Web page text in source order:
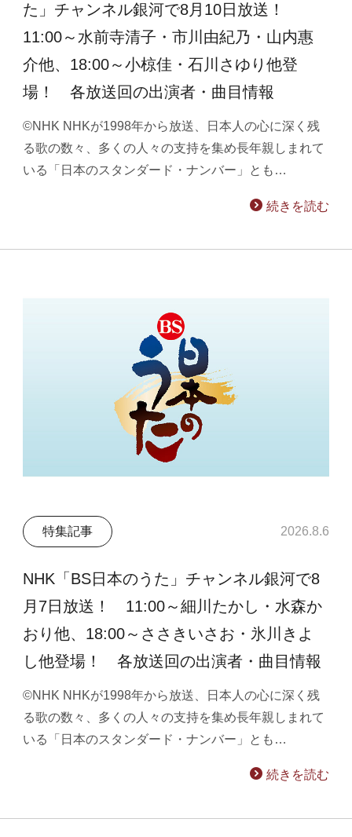
た」チャンネル銀河で8月10日放送！
11:00～水前寺清子・市川由紀乃・山内惠
介他、18:00～小椋佳・石川さゆり他登
場！ 各放送回の出演者・曲目情報
©NHK NHKが1998年から放送、日本人の心に深く残
る歌の数々、多くの人々の支持を集め長年親しまれて
いる「日本のスタンダード・ナンバー」とも…
続きを読む
特集記事 2026.8.6
NHK「BS日本のうた」チャンネル銀河で8
月7日放送！ 11:00～細川たかし・水森か
おり他、18:00～ささきいさお・氷川きよ
し他登場！ 各放送回の出演者・曲目情報
©NHK NHKが1998年から放送、日本人の心に深く残
る歌の数々、多くの人々の支持を集め長年親しまれて
いる「日本のスタンダード・ナンバー」とも…
続きを読む